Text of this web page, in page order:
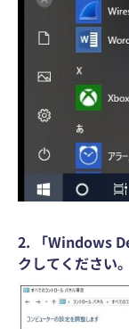
2. 「Windows
クしてください。